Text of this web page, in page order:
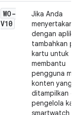
WO-
V10
Jika Anda
menyertakan
dengan
tambahkan
kartu untuk
membantu
pengguna
konten yang
ditampilkan di
pengelola
smartwatch